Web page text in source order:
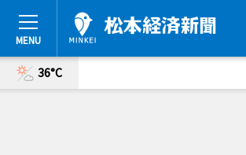
36°C